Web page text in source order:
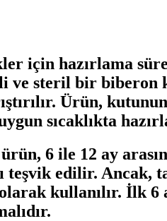
için hazırlama
ve steril bir biberon
Ürün,
sıcaklıkta
6 ile 12 ay
teşvik edilir. Ancak,
kullanılır. İlk 6